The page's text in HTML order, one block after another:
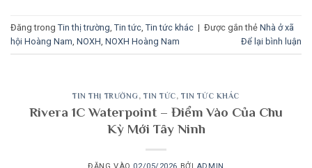
Đăng trong Tin thị trường Tin tức Tin tức khác | Được gắn thẻ Nhà ở xã
hội Hoàng Nam NOXH NOXH Hoàng Nam Để lại bình luận
TIN THỊ TRƯỜNG,TIN TỨC,TIN TỨC KHÁC
Rivera 1C Waterpoint – Điểm Vào Của Chu
Kỳ Mới Tây Ninh